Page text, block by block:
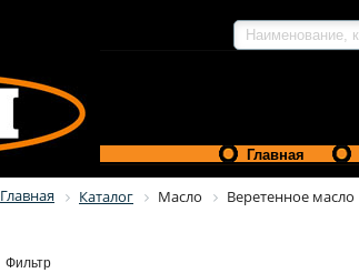
Главная
Главная Каталог Масло Веретенное масло
Фильтр